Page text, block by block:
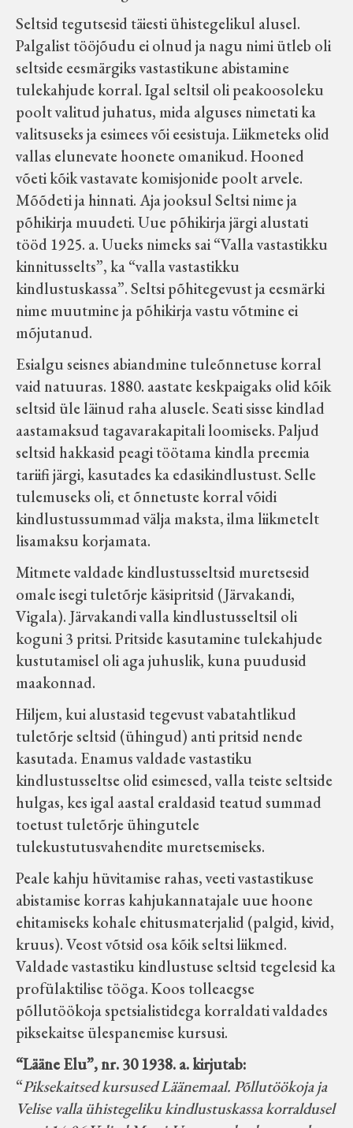
Seltsid tegutsesid täiesti ühistegelikul alusel.
Palgalist tööjõudu ei olnud ja nagu nimi ütleb oli
seltside eesmärgiks vastastikune abistamine
tulekahjude korral. Igal seltsil oli peakoosoleku
poolt valitud juhatus, mida alguses nimetati ka
valitsuseks ja esimees või eesistuja. Liikmeteks olid
vallas elunevate hoonete omanikud. Hooned
võeti kõik vastavate komisjonide poolt arvele.
Mõõdeti ja hinnati. Aja jooksul Seltsi nime ja
põhikirja muudeti. Uue põhikirja järgi alustati
tööd 1925. a. Uueks nimeks sai “Valla vastastikku
kinnitusselts”, ka “valla vastastikku
kindlustuskassa”. Seltsi põhitegevust ja eesmärki
nime muutmine ja põhikirja vastu võtmine ei
mõjutanud.
Esialgu seisnes abiandmine tuleõnnetuse korral
vaid natuuras. 1880. aastate keskpaigaks olid kõik
seltsid üle läinud raha alusele. Seati sisse kindlad
aastamaksud tagavarakapitali loomiseks. Paljud
seltsid hakkasid peagi töötama kindla preemia
tariifi järgi, kasutades ka edasikindlustust. Selle
tulemuseks oli, et õnnetuste korral võidi
kindlustussummad välja maksta, ilma liikmetelt
lisamaksu korjamata.
Mitmete valdade kindlustusseltsid muretsesid
omale isegi tuletõrje käsipritsid (Järvakandi,
Vigala). Järvakandi valla kindlustusseltsil oli
koguni 3 pritsi. Pritside kasutamine tulekahjude
kustutamisel oli aga juhuslik, kuna puudusid
maakonnad.
Hiljem, kui alustasid tegevust vabatahtlikud
tuletõrje seltsid (ühingud) anti pritsid nende
kasutada. Enamus valdade vastastiku
kindlustusseltse olid esimesed, valla teiste seltside
hulgas, kes igal aastal eraldasid teatud summad
toetust tuletõrje ühingutele
tulekustutusvahendite muretsemiseks.
Peale kahju hüvitamise rahas, veeti vastastikuse
abistamise korras kahjukannatajale uue hoone
ehitamiseks kohale ehitusmaterjalid (palgid, kivid,
kruus). Veost võtsid osa kõik seltsi liikmed.
Valdade vastastiku kindlustuse seltsid tegelesid ka
profülaktilise tööga. Koos tolleaegse
põllutöökoja spetsialistidega korraldati valdades
piksekaitse ülespanemise kursusi.
“Lääne Elu”, nr. 30 1938. a. kirjutab:
“Piksekaitsed kursused Läänemaal. Põllutöökoja ja
Velise valla ühistegeliku kindlustuskassa korraldusel